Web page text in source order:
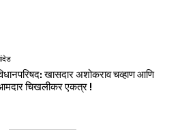
खासदार अशोकराव चव्हाण आणि
चिखलीकर एकत्र !